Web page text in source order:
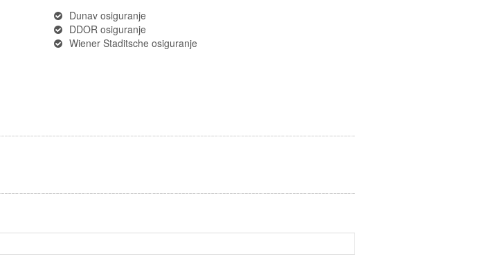
Dunav osiguranje
DDOR osiguranje
Wiener Staditsche osiguranje